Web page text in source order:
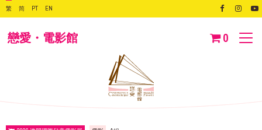
繁 简 PT EN
戀愛・電影館 0